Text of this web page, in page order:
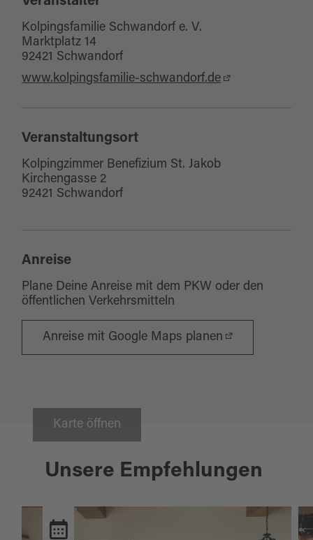
Kolpingsfamilie Schwandorf e. V.
Marktplatz 14
92421 Schwandorf
www.kolpingsfamilie-schwandorf.de
Veranstaltungsort
Kolpingzimmer Benefizium St. Jakob
Kirchengasse 2
92421 Schwandorf
Anreise
Plane Deine Anreise mit dem PKW oder den
öffentlichen Verkehrsmitteln
Anreise mit Google Maps planen
Karte öffnen
Unsere Empfehlungen